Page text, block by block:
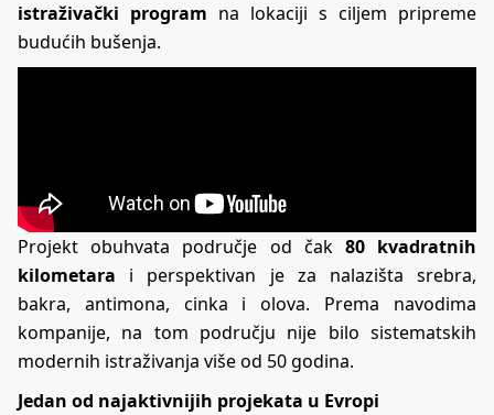
istraživački program na lokaciji s ciljem pripreme
budućih bušenja.
Projekt obuhvata područje od čak 80 kvadratnih
kilometara i perspektivan je za nalazišta srebra,
bakra, antimona, cinka i olova. Prema navodima
kompanije, na tom području nije bilo sistematskih
modernih istraživanja više od 50 godina.
Jedan od najaktivnijih projekata u Evropi